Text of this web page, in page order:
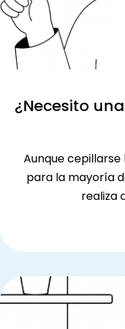
¿Necesito
Aunque cepillarse
para la mayoría
realiza